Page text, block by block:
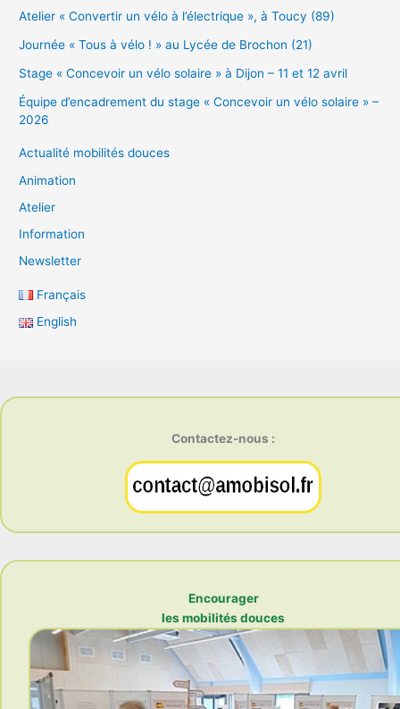
Atelier « Convertir un vélo à l’électrique », à Toucy (89)
Journée « Tous à vélo ! » au Lycée de Brochon (21)
Stage « Concevoir un vélo solaire » à Dijon – 11 et 12 avril
Équipe d’encadrement du stage « Concevoir un vélo solaire » –
2026
Actualité mobilités douces
Animation
Atelier
Information
Newsletter
Français
English
Contactez-nous :
Encourager
les mobilités douces